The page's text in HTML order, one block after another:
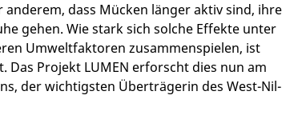
dass Mücken länger aktiv sind, ihre
gehen. Wie stark sich solche Effekte unter
Umweltfaktoren zusammenspielen, ist
Projekt LUMEN erforscht dies nun am
der wichtigsten Überträgerin des West-Nil-